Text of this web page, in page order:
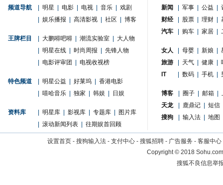
频道导航 明星 电影 电视 音乐
戏剧
娱乐播报 高清影视 社区 博客
王牌栏目 大鹏嘚吧嘚 潮流实验室
大人物
明星在线 时尚周报
先锋人物
电影评审团 电视收视榜
特色频道 明星公益 好莱坞
香港电影
嘻哈音乐 独家 韩娱 日娱
资料库 明星库 影视库 专题库
图片库
滚动新闻列表 往期娱首回顾
新闻 军事 公益
财经
股票 理财
汽车
购车 家居
女人 母婴 新娘
旅游
天气 健康
IT
数码 手机
博客 圈子 邮箱
天龙
鹿鼎记
短信
搜狗
输入法 地图
设置首页 - 搜狗输入法 - 支付中心 - 搜狐招聘 - 广告服务 - 客服中心
Copyright©2018
搜狐不良信息举